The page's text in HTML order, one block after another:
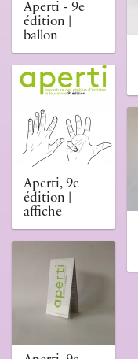
Aperti - 9e
édition |
ballon
Aperti, 9e
édition |
affiche